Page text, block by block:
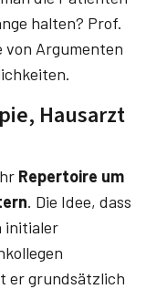
halten? Prof.
von Argumenten
Hausarzt
Repertoire um
. Die Idee, dass
initialer
er grundsätzlich